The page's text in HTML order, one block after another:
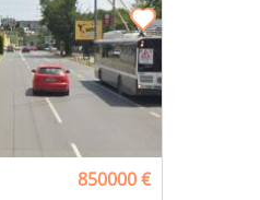
850000 €